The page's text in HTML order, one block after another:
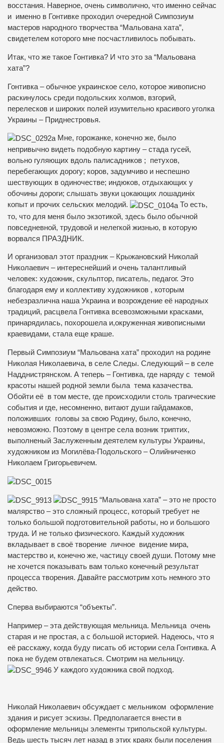
восстания. Наверное, очень символично, что именно сейчас
и именно в Гонтивке проходил очередной Симпозиум
мастеров народного творчества “Мальована хата”,
свидетелем которого мне посчастливилось побывать.
Итак, что же такое Гонтивка? И что это за “Мальована
хата”?
Гонтивка – обычное украинское село, которое живописно
раскинулось среди подольских холмов, взгорий,
перелесков и широких полей изумительно красивого уголка
Украины – Приднестровья.
Мне, горожанке, конечно же, было
непривычно видеть подобную картину – стада гусей,
вольно гуляющих вдоль палисадников ; петухов,
перебегающих дорогу; коров, задумчиво и неспешно
шествующих в одиночестве; индюков, отдыхающих у
обочины дороги; слышать звуки цокающих лошадиніх
копыт и прочих сельских мелодий.
То есть,
то, что для меня было экзотикой, здесь было обычной
повседневной, трудовой и нелегкой жизнью, в которую
ворвался ПРАЗДНИК.
И организовал этот праздник – Крыжановский Николай
Николаевич – интереснейший и очень талантливый
человек: художник, скульптор, писатель, педагог. Это
благодаря ему и коллективу художников , которым
небезразлична наша Украина и возрождение её народных
традиций, расцвела Гонтивка всевозможными красками,
принарядилась, похорошела и,окруженная живописными
краевидами, стала еще краше.
Первый Симпозиум “Мальована хата” проходил на родине
Николая Николаевича, в селе Следы. Следующий – в селе
Надднистрянском. А теперь – Гонтивка, где наряду с темой
красоты нашей родной земли была тема казачества.
Обойти её в том месте, где происходили столь трагические
события и где, несомненно, витают души гайдамаков,
положивших головы за свою Родину, было, конечно,
невозможно. Поэтому в центре села возник триптих,
выполненый Заслуженным деятелем культуры Украины,
художником из Могилёва-Подольского – Олийниченко
Николаем Григорьевичем.
“Мальована хата” – это не просто
малярство – это сложный процесс, который требует не
только большой подготовительной работы, но и большого
труда. И не только физического. Каждый художник
вкладывает в своё творение личное видение мира,
мастерство и, конечно же, частицу своей души. Потому мне
не хочется показывать вам только конечный результат
процесса творения. Давайте рассмотрим хоть немного это
действо.
Сперва выбираются “объекты”.
Например – эта действующая мельница. Мельница очень
старая и не простая, а с большой историей. Надеюсь, что я
её расскажу, когда буду писать об истории села Гонтивка. А
пока не будем отвлекаться. Смотрим на мельницу.
У каждого художника свой подход.
Николай Николаевич обсуждает с мельником оформление
здания и рисует эскизы. Предполагается внести в
оформление мельницы элементы трипольской культуры.
Ведь шесть тысяч лет назад в этих краях были поселения